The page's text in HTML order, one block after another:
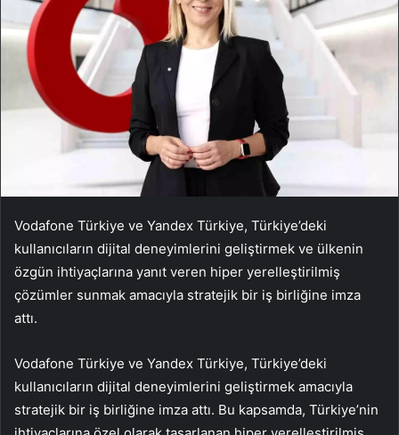
Vodafone Türkiye ve Yandex Türkiye, Türkiye’deki
kullanıcıların dijital deneyimlerini geliştirmek ve ülkenin
özgün ihtiyaçlarına yanıt veren hiper yerelleştirilmiş
çözümler sunmak amacıyla stratejik bir iş birliğine imza
attı.
Vodafone Türkiye ve Yandex Türkiye, Türkiye’deki
kullanıcıların dijital deneyimlerini geliştirmek amacıyla
stratejik bir iş birliğine imza attı. Bu kapsamda, Türkiye’nin